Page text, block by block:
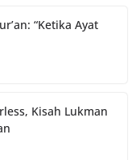
“Ketika Ayat
Kisah Lukman